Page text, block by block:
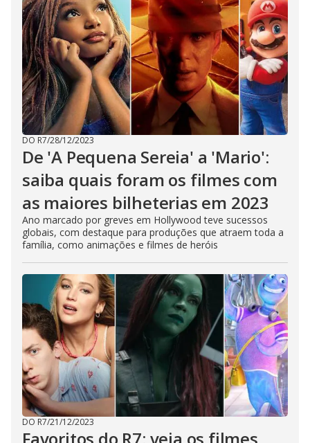
DO R7/28/12/2023
De 'A Pequena Sereia' a 'Mario':
saiba quais foram os filmes com
as maiores bilheterias em 2023
Ano marcado por greves em Hollywood teve sucessos
globais, com destaque para produções que atraem toda a
família, como animações e filmes de heróis
DO R7/21/12/2023